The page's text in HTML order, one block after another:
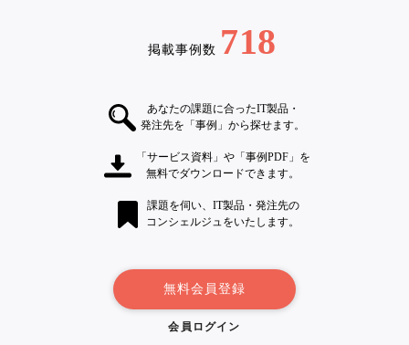
掲載事例数 718
あなたの課題に合ったIT製品・
発注先を「事例」から探せます。
「サービス資料」や「事例PDF」を
無料でダウンロードできます。
課題を伺い、IT製品・発注先の
コンシェルジュをいたします。
無料会員登録
会員ログイン